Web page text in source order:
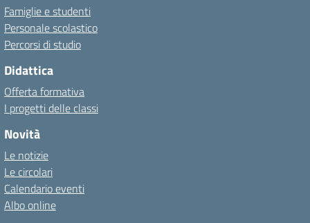
Famiglie e studenti
Personale scolastico
Percorsi di studio
Didattica
Offerta formativa
I progetti delle classi
Novità
Le notizie
Le circolari
Calendario eventi
Albo online